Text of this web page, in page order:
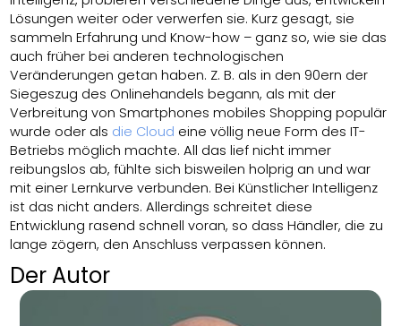
Lösungen weiter oder verwerfen sie. Kurz gesagt, sie
sammeln Erfahrung und Know-how – ganz so, wie sie das
auch früher bei anderen technologischen
Veränderungen getan haben. Z. B. als in den 90ern der
Siegeszug des Onlinehandels begann, als mit der
Verbreitung von Smartphones mobiles Shopping populär
wurde oder als die Cloud eine völlig neue Form des IT-
Betriebs möglich machte. All das lief nicht immer
reibungslos ab, fühlte sich bisweilen holprig an und war
mit einer Lernkurve verbunden. Bei Künstlicher Intelligenz
ist das nicht anders. Allerdings schreitet diese
Entwicklung rasend schnell voran, so dass Händler, die zu
lange zögern, den Anschluss verpassen können.
Der Autor